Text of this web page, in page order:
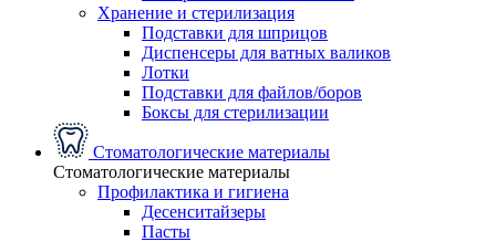
Хранение и стерилизация
Подставки для шприцов
Диспенсеры для ватных валиков
Лотки
Подставки для файлов/боров
Боксы для стерилизации
Стоматологические материалы
Стоматологические материалы
Профилактика и гигиена
Десенситайзеры
Пасты